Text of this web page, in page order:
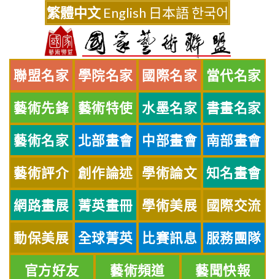
繁體中文 English 日本語한국어
聯盟名家 學院名家 國際名家 當代名家
藝術先鋒 藝術特使 水墨名家 書畫名家
藝術名家 北部畫會 中部畫會 南部畫會
藝術評介 創作論述 學術論文 知名畫會
網路畫展 菁英畫冊 學術美展 國際交流
動保美展 全球菁英 比賽訊息 服務團隊
官方好友 藝術頻道 藝聞快報